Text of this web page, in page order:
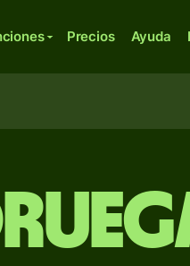
Precios Ayuda